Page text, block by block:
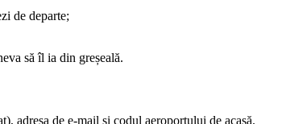
de departe;
să îl ia din greșeală.
adresa de e-mail și codul aeroportului de acasă.